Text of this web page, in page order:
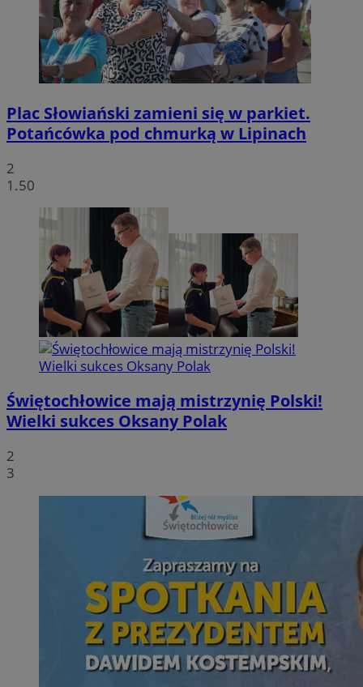
Plac Słowiański zamieni się w parkiet.
Potańcówka pod chmurką w Lipinach
2
1.50
Świętochłowice mają mistrzynię Polski!
Wielki sukces Oksany Polak
2
3